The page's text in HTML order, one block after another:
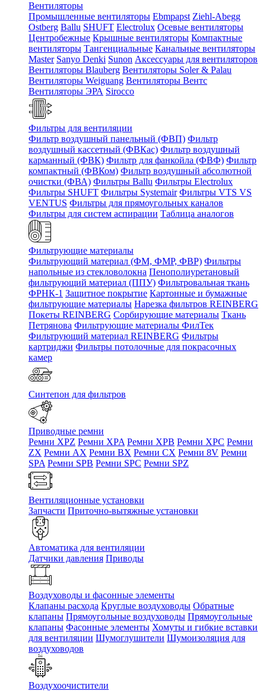
Вентиляторы
Промышленные вентиляторы Ebmpapst Ziehl-Abegg
Ostberg Ballu SHUFT Electrolux Осевые вентиляторы
Центробежные Крышные вентиляторы Компактные
вентиляторы Тангенциальные Канальные вентиляторы
Master Sanyo Denki Sunon Аксессуары для вентиляторов
Вентиляторы Blauberg Вентиляторы Soler & Palau
Вентиляторы Weiguang Вентиляторы Вентс
Вентиляторы ЭРА Sirocco
Фильтры для вентиляции
Фильтр воздушный панельный (ФВП) Фильтр
воздушный кассетный (ФВКас) Фильтр воздушный
карманный (ФВК) Фильтр для фанкойла (ФВФ) Фильтр
компактный (ФВКом) Фильтр воздушный абсолютной
очистки (ФВА) Фильтры Ballu Фильтры Electrolux
Фильтры SHUFT Фильтры Systemair Фильтры VTS VS
VENTUS Фильтры для прямоугольных каналов
Фильтры для систем аспирации Таблица аналогов
Фильтрующие материалы
Фильтрующий материал (ФМ, ФМР, ФВР) Фильтры
напольные из стекловолокна Пенополиуретановый
фильтрующий материал (ППУ) Фильтровальная ткань
ФРНК-1 Защитное покрытие Картонные и бумажные
фильтрующие материалы Нарезка фильтров REINBERG
Покеты REINBERG Сорбирующие материалы Ткань
Петрянова Фильтрующие материалы ФилТек
Фильтрующий материал REINBERG Фильтры
картриджи Фильтры потолочные для покрасочных
камер
Синтепон для фильтров
Приводные ремни
Ремни XPZ Ремни XPA Ремни XPB Ремни XPC Ремни
ZX Ремни AX Ремни BX Ремни CX Ремни 8V Ремни
SPA Ремни SPB Ремни SPC Ремни SPZ
Вентиляционные установки
Запчасти Приточно-вытяжные установки
Автоматика для вентиляции
Датчики давления Приводы
Воздуховоды и фасонные элементы
Клапаны расхода Круглые воздуховоды Обратные
клапаны Прямоугольные воздуховоды Прямоугольные
клапаны Фасонные элементы Хомуты и гибкие вставки
для вентиляции Шумоглушители Шумоизоляция для
воздуховодов
Воздухоочистители